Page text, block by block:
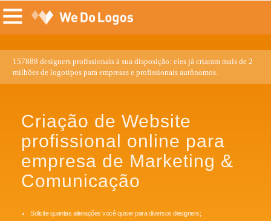
157888 designers profissionais à sua disposição: eles já criaram mais de 2
milhões de logotipos para empresas e profissionais autônomos.
Criação de Website
profissional online para
empresa de Marketing &
Comunicação
Solicite quantas alterações você quiser para diversos designers;